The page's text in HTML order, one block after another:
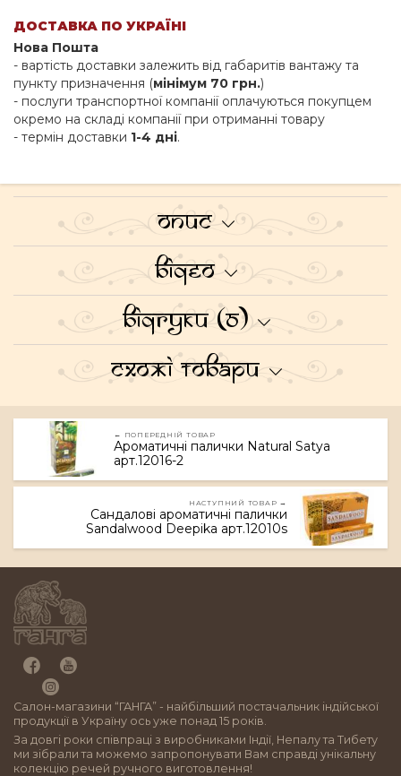
ДОСТАВКА ПО УКРАЇНІ
Нова Пошта
- вартість доставки залежить від габаритів вантажу та
пункту призначення (мінімум 70 грн.)
- послуги транспортної компанії оплачуються покупцем
окремо на складі компанії при отриманні товару
- термін доставки 1-4 дні.
Опис
Відео
Відгуки (0)
Схожі товари
← ПОПЕРЕДНІЙ ТОВАР
Ароматичні палички Natural Satya
арт.12016-2
НАСТУПНИЙ ТОВАР →
Сандалові ароматичні палички
Sandalwood Deepika арт.12010s
Салон-магазини “ГАНГА” - найбільший постачальник індійської
продукції в Україну ось уже понад 15 років.
За довгі роки співпраці з виробниками Індії, Непалу та Тибету
ми зібрали та можемо запропонувати Вам справді унікальну
колекцію речей ручного виготовлення!